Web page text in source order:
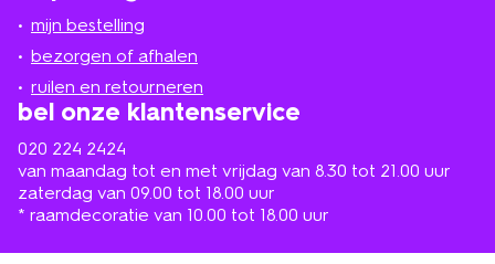
mijn bestelling
bezorgen of afhalen
ruilen en retourneren
bel onze klantenservice
020 224 2424
van maandag tot en met vrijdag van 8.30 tot 21.00 uur
zaterdag van 09.00 tot 18.00 uur
* raamdecoratie van 10.00 tot 18.00 uur
in
de
buurt